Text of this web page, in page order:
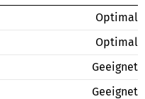
Optimal
Optimal
Geeignet
Geeignet